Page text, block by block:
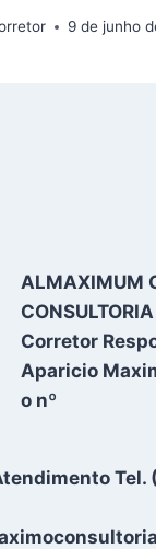
9 de junho
ALMAXIMUM
Corretor
Aparicio
o nº
Tel.